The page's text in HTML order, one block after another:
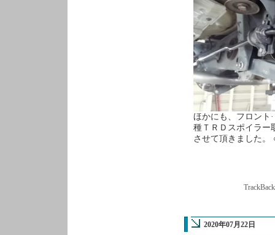
ほかにも、フロント
種ＴＲＤスポイラー
させて頂きました。
2020年07月22日